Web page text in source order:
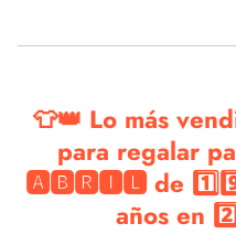
👕👑 Lo más
para regalar
🅰🅱🆁🅸🅻 de
años en